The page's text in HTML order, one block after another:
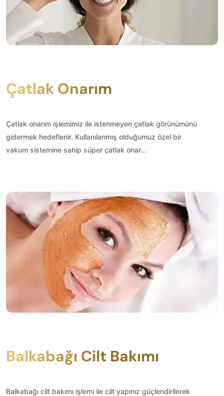
Çatlak Onarım
Çatlak onarım işlemimiz ile istenmeyen çatlak görünümünü
gidermek hedeflenir. Kullanılanmış olduğumuz özel bir
vakum sistemine sahip süper çatlak onar...
Balkabağı Cilt Bakımı
Balkabağı cilt bakımı işlemi ile cilt yapınız güçlendirilerek